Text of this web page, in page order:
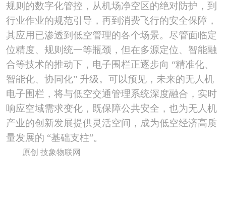
规则的数字化管控，从机场净空区的绝对防护，到
行业作业的规范引导，再到消费飞行的安全保障，
其应用已渗透到低空管理的各个场景。尽管面临定
位精度、规则统一等瓶颈，但在多源定位、智能融
合等技术的推动下，电子围栏正逐步向 “精准化、
智能化、协同化” 升级。可以预见，未来的无人机
电子围栏，将与低空交通管理系统深度融合，实时
响应空域需求变化，既保障公共安全，也为无人机
产业的创新发展提供灵活空间，成为低空经济高质
量发展的 “基础支柱”。
原创 技象物联网